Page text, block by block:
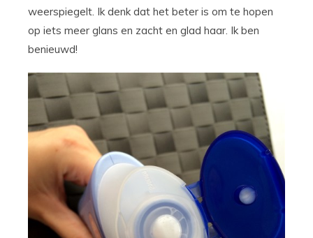
weerspiegelt. Ik denk dat het beter is om te hopen
op iets meer glans en zacht en glad haar. Ik ben
benieuwd!